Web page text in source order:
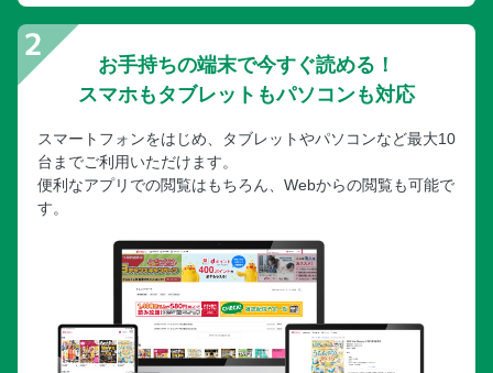
お手持ちの端末で今すぐ読める！
スマホもタブレットもパソコンも対応
スマートフォンをはじめ、タブレットやパソコンなど最大10
台までご利用いただけます。
便利なアプリでの閲覧はもちろん、Webからの閲覧も可能で
す。